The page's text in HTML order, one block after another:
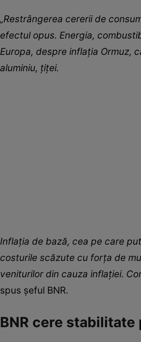
„Restrângerea cererii de
efectul opus. Energia,
Europa, despre inflația Ormuz,
aluminiu, țiței.
Inflația de bază, cea pe care
costurile scăzute cu forța de
veniturilor din cauza inflației.
spus șeful BNR.
BNR cere stabilitate